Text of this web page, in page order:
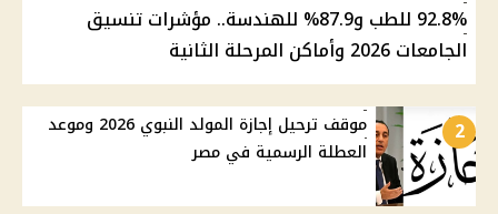
92.8% للطب و87.9% للهندسة.. مؤشرات تنسيق
الجامعات 2026 وأماكن المرحلة الثانية
2
موقف ترحيل إجازة المولد النبوي 2026 وموعد
العطلة الرسمية في مصر